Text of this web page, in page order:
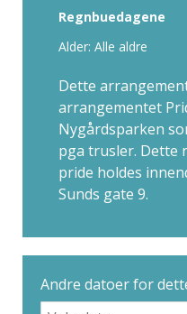
Regnbuedagene
Alder: Alle aldre
Dette
arrangementet
Nygårdsparken
pga trusler. Dette
pride holdes
Sunds gate 9.
Andre datoer for